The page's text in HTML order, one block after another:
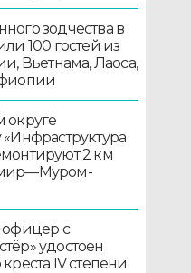
зодчества в
100 гостей из
Вьетнама, Лаоса,
округе
2 км
офицер с
удостоен
IV степени